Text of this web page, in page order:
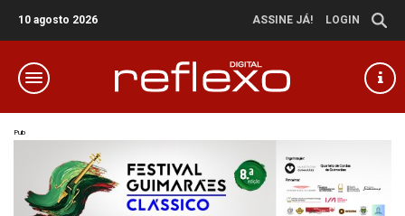
10 agosto 2026 ASSINE JÁ! LOGIN
Pub